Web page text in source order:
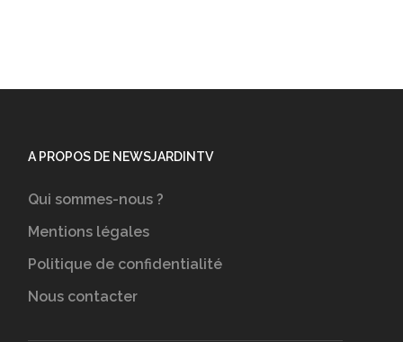
A PROPOS DE NEWSJARDINTV
Qui sommes-nous ?
Mentions légales
Politique de confidentialité
Nous contacter